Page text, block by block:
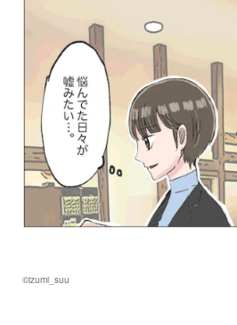
©izumi_suu